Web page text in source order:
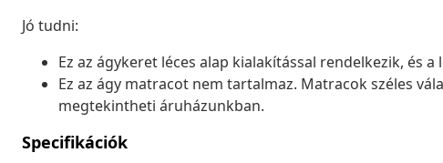
Jó tudni:
Ez az ágykeret léces alap kialakítással rendelkezik, és
Ez az ágy matracot nem tartalmaz. Matracok széles
megtekintheti áruházunkban.
Specifikációk